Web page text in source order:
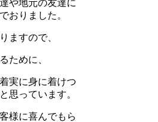
や地元の友達に
おりました。
ますので、
ために、
実に身に着けつ
思っています。
様に喜んでもら